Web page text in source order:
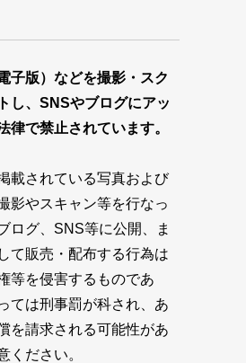
子版）などを撮影・スク
し、SNSやブログにアッ
律で禁止されています。
載されている写真および
影やスキャン等を行なっ
ログ、SNS等に公開、ま
て販売・配布する行為は
等を侵害するものであ
ては刑事罰が科され、あ
を請求される可能性があ
ください。